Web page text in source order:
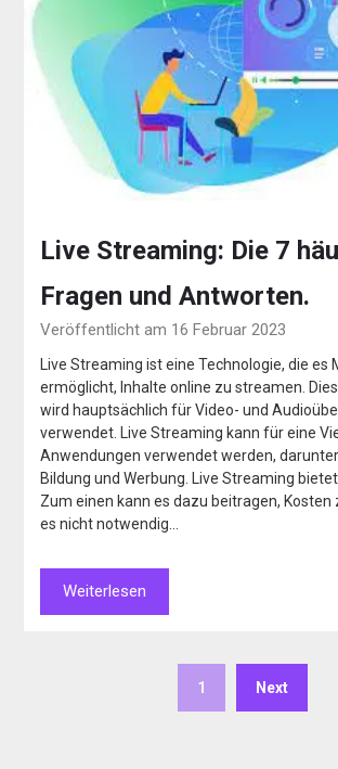
Live Streaming: Die 7
Fragen und Antworten.
Veröffentlicht am 16 Februar 2023
Live Streaming ist eine Technologie, die es
ermöglicht, Inhalte online zu streamen.
wird hauptsächlich für Video- und
verwendet. Live Streaming kann für eine
Anwendungen verwendet werden,
Bildung und Werbung. Live Streaming
Zum einen kann es dazu beitragen, Kosten
es nicht notwendig…
Weiterlesen
1 Next